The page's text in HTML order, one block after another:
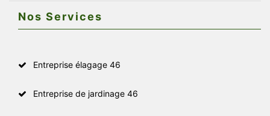
Nos Services
Entreprise élagage 46
Entreprise de jardinage 46